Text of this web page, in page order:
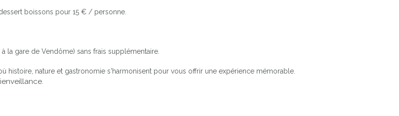
boissons pour 15 € / personne.
la gare de Vendôme) sans frais supplémentaire.
histoire, nature et gastronomie s'harmonisent pour vous offrir une expérience mémorable.